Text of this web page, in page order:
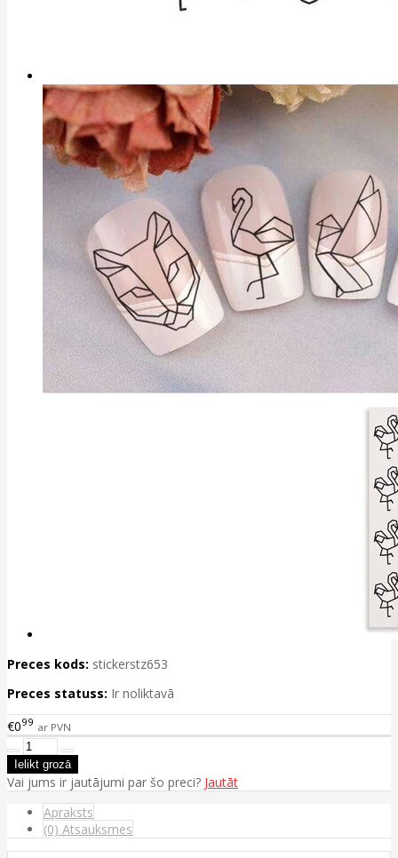
Preces kods: stickerstz653
Preces statuss: Ir noliktavā
€099 ar PVN
Vai jums ir jautājumi par šo preci? Jautāt
Apraksts
(0) Atsauksmes